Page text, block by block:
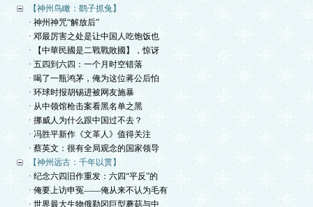
【神州鸟瞰：鹞子抓兔】
· 神州神咒“解放后”
· 邓最厉害之处是让中国人吃饱饭也
· 【中華民國是二戰戰敗國】，惊讶
· 五四到六四：一个月时空错落
· 喝了一瓶鸿茅，俺为这位蒋公后怕
· 环球时报胡锡进被网友施暴
· 从中领馆枪击案看黑名单之黑
· 挪威人为什么跟中国过不去？
· 冯胜平新作《文革人》值得关注
· 蔡英文：很有全局观念的国家领导
【神州远古：千年以贯】
· 纪念六四旧作重发：六四“平反”的
· 俺要上访申冤——俺从来不认为毛有
· 世界最大生物俄勒冈巨型蘑菇与中